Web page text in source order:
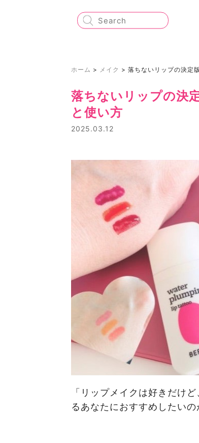
ホーム > メイク > 落ちないリップの決定
落ちないリップの決
と使い方
2025.03.12
「リップメイクは好きだけ
るあなたにおすすめしたい